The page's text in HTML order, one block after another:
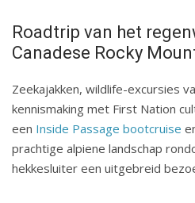
Roadtrip van het
Canadese Rocky
Zeekajakken, wildlife-excursies
kennismaking met First Nation
een Inside Passage bootcruise
prachtige alpiene landschap
hekkesluiter een uitgebreid